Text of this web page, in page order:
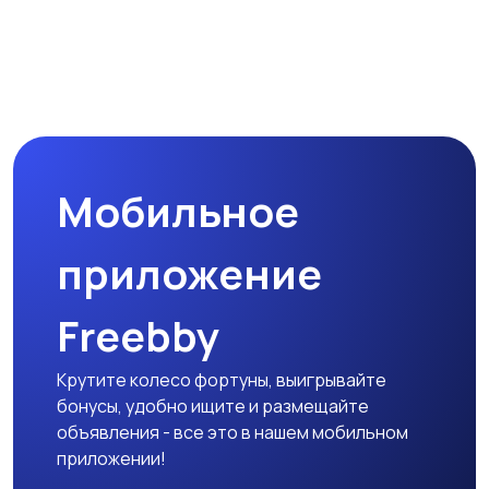
Мобильное
приложение
Freebby
Крутите колесо фортуны, выигрывайте
бонусы, удобно ищите и размещайте
объявления - все это в нашем мобильном
приложении!